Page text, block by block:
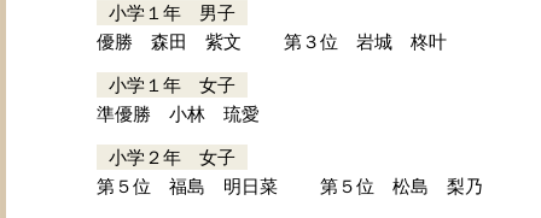
小学１年 男子
優勝 森田 紫文
第３位 岩城 柊叶
小学１年 女子
準優勝 小林 琉愛
小学２年 女子
第５位 福島 明日菜
第５位 松島 梨乃